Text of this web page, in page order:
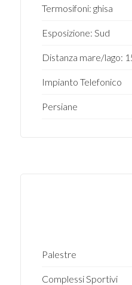
Termosifoni: ghisa
Esposizione: Sud
Distanza mare/lago:
Impianto Telefonico
Persiane
Palestre
Complessi Sportivi
minime